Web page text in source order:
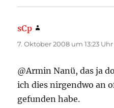
sCp
7. Oktober 2008 um 13:23 Uhr
@Armin Nanü, das ja
ich dies nirgendwo an
gefunden habe.